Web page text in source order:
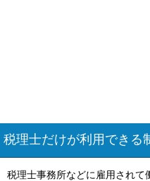
税理士だけが利用できる
税理士事務所などに雇用されて